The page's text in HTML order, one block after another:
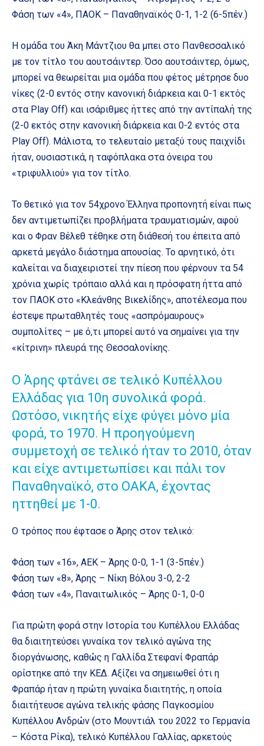
Φάση των «4», ΠΑΟΚ – Παναθηναϊκός 0-1, 1-2 (6-5πέν.)
Η ομάδα του Άκη Μάντζιου θα μπει στο Πανθεσσαλικό
με τον τίτλο του αουτσάιντερ. Όσο αουτσάιντερ, όμως,
μπορεί να θεωρείται μια ομάδα που φέτος μέτρησε δυο
νίκες (2-0 εντός στην κανονική διάρκεια και 0-1 εκτός
στα Play Off) και ισάριθμες ήττες από την αντίπαλή της
(2-0 εκτός στην κανονική διάρκεια και 0-2 εντός στα
Play Off). Μάλιστα, το τελευταίο μεταξύ τους παιχνίδι
ήταν, ουσιαστικά, η ταφόπλακα στα όνειρα του
«τριφυλλιού» για τον τίτλο.
Το θετικό για τον 54χρονο Έλληνα προπονητή είναι πως
δεν αντιμετωπίζει προβλήματα τραυματισμών, αφού
και ο Φραν Βέλεθ τέθηκε στη διάθεσή του έπειτα από
αρκετά μεγάλο διάστημα απουσίας. Το αρνητικό, ότι
καλείται να διαχειριστεί την πίεση που φέρνουν τα 54
χρόνια χωρίς τρόπαιο αλλά και η πρόσφατη ήττα από
τον ΠΑΟΚ στο «Κλεάνθης Βικελίδης», αποτέλεσμα που
έστεψε πρωταθλητές τους «ασπρόμαυρους»
συμπολίτες – με ό,τι μπορεί αυτό να σημαίνει για την
«κίτρινη» πλευρά της Θεσσαλονίκης.
Ο Άρης φτάνει σε τελικό Κυπέλλου
Ελλάδας για 10η συνολικά φορά.
Ωστόσο, νικητής είχε φύγει μόνο μία
φορά, το 1970. Η προηγούμενη
συμμετοχή σε τελικό ήταν το 2010, όταν
και είχε αντιμετωπίσει και πάλι τον
Παναθηναϊκό, στο ΟΑΚΑ, έχοντας
ηττηθεί με 1-0.
Ο τρόπος που έφτασε ο Άρης στον τελικό:
Φάση των «16», ΑΕΚ – Άρης 0-0, 1-1 (3-5πέν.)
Φάση των «8», Άρης – Νίκη Βόλου 3-0, 2-2
Φάση των «4», Παναιτωλικός – Άρης 0-1, 0-0
Για πρώτη φορά στην Ιστορία του Κυπέλλου Ελλάδας
θα διαιτητεύσει γυναίκα τον τελικό αγώνα της
διοργάνωσης, καθώς η Γαλλίδα Στεφανί Φραπάρ
ορίστηκε από την ΚΕΔ. Αξίζει να σημειωθεί ότι η
Φραπάρ ήταν η πρώτη γυναίκα διαιτητής, η οποία
διαιτήτευσε αγώνα τελικής φάσης Παγκοσμίου
Κυπέλλου Ανδρών (στο Μουντιάλ του 2022 το Γερμανία
– Κόστα Ρίκα), τελικό Κυπέλλου Γαλλίας, αρκετούς